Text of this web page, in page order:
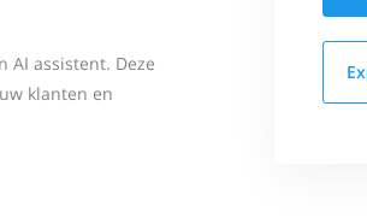
AI assistent. Deze
klanten en